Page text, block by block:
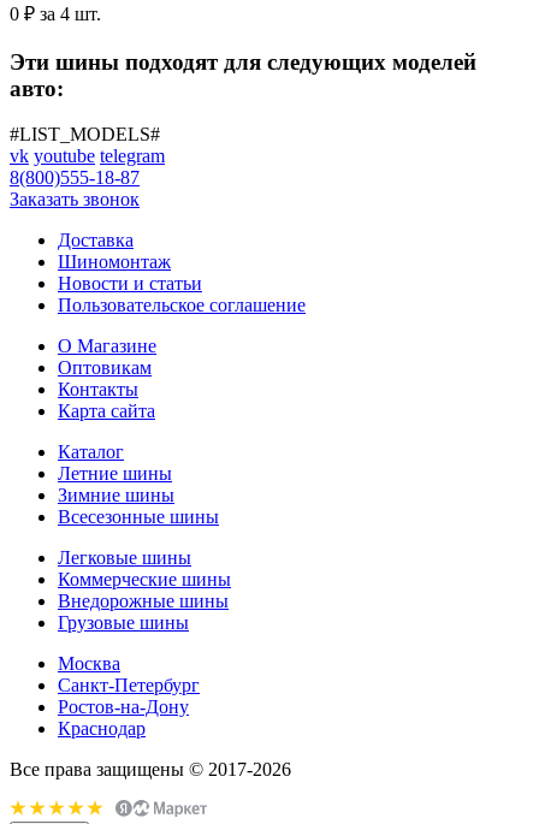
0 ₽ за 4 шт.
Эти шины подходят для следующих моделей
авто:
#LIST_MODELS#
vk youtube telegram
8(800)555-18-87
Заказать звонок
Доставка
Шиномонтаж
Новости и статьи
Пользовательское соглашение
О Магазине
Оптовикам
Контакты
Карта сайта
Каталог
Летние шины
Зимние шины
Всесезонные шины
Легковые шины
Коммерческие шины
Внедорожные шины
Грузовые шины
Москва
Санкт-Петербург
Ростов-на-Дону
Краснодар
Все права защищены © 2017-2026